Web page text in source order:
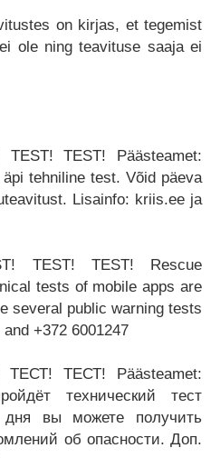
on kirjas, et tegemist
ole ning teavituse saaja ei
TEST! Päästeamet:
tehniline test. Võid päeva
Lisainfo: kriis.ee ja
TEST! TEST! Rescue
tests of mobile apps are
several public warning tests
+372 6001247
ТЕСТ! Päästeamet:
технический тест
вы можете получить
об опасности. Доп.